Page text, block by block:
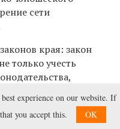
сети
края: закон
только учесть
школ-интернатов);
закон,
experience on our website. If
you accept this.
OK